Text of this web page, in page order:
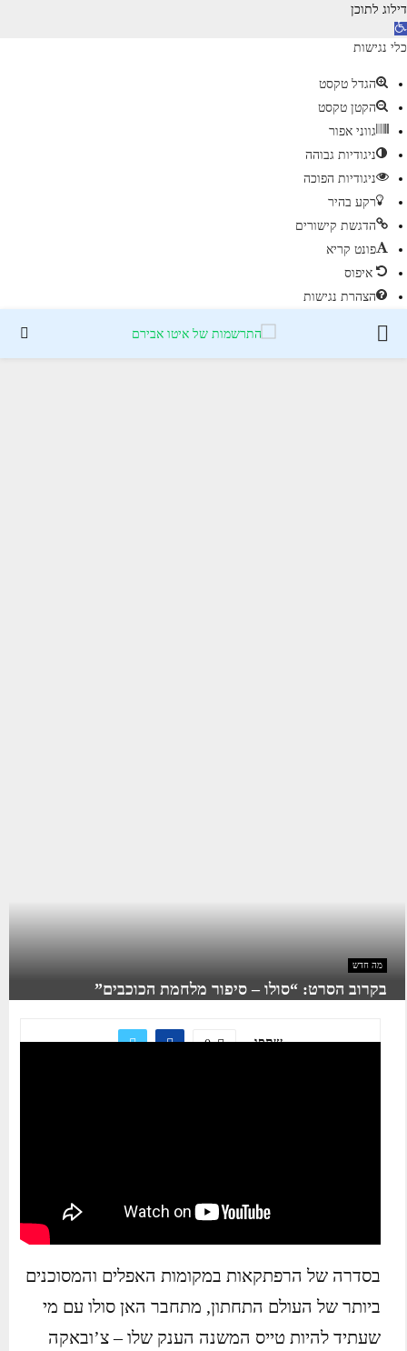
דילוג לתוכן
פ
ת
ס
ר
כלי נגישות
הגדל טקסט
הקטן טקסט
גווני אפור
ניגודיות גבוהה
ניגודיות הפוכה
רקע בהיר
הדגשת קישורים
פונט קריא
איפוס
הצהרת נגישות
PRIMARY
מה חדש
בקרוב הסרט: “סולו – סיפור מלחמת הכוכבים”
שתפו 0
בסדרה של הרפתקאות במקומות האפלים והמסוכנים
ביותר של העולם התחתון, מתחבר האן סולו עם מי
שעתיד להיות טייס המשנה הענק שלו – צ’ובאקה